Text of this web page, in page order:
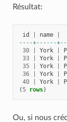
Résultat:
id name
----+------
30
York
33
York
35
York
36
York
40
York
( 5 rows)
Ou, si nous